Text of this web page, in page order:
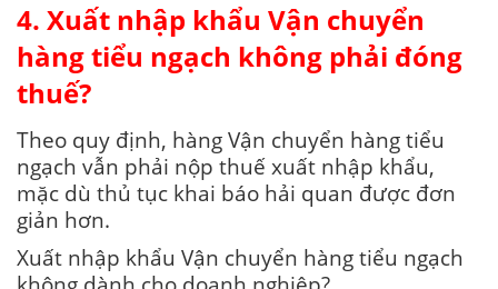
4. Xuất nhập khẩu Vận chuyển
hàng tiểu ngạch không phải đóng
thuế?
Theo quy định, hàng Vận chuyển hàng tiểu
ngạch vẫn phải nộp thuế xuất nhập khẩu,
mặc dù thủ tục khai báo hải quan được đơn
giản hơn.
Xuất nhập khẩu Vận chuyển hàng tiểu ngạch